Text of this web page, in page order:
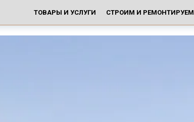
ТОВАРЫ И УСЛУГИ СТРОИМ И РЕМОНТИРУЕМ